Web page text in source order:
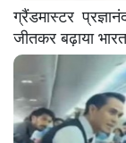
ग्रैंडमास्टर
जीतकर बढ़ाया